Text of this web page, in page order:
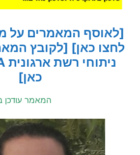
[לאוסף המאמרים על
לחצו כאן] [לקובץ
כאן]
המאמר עודכן ב- 31 בינואר